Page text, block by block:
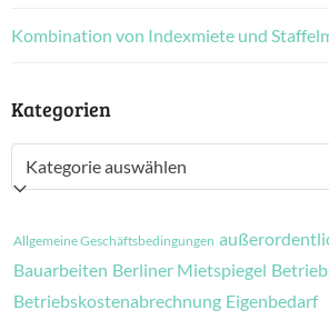
Kombination von Indexmiete und
Kategorien
Kategorien
Allgemeine Geschäftsbedingungen
Bauarbeiten Berliner Mietspiegel
Betriebskostenabrechnung Eigenbedarf